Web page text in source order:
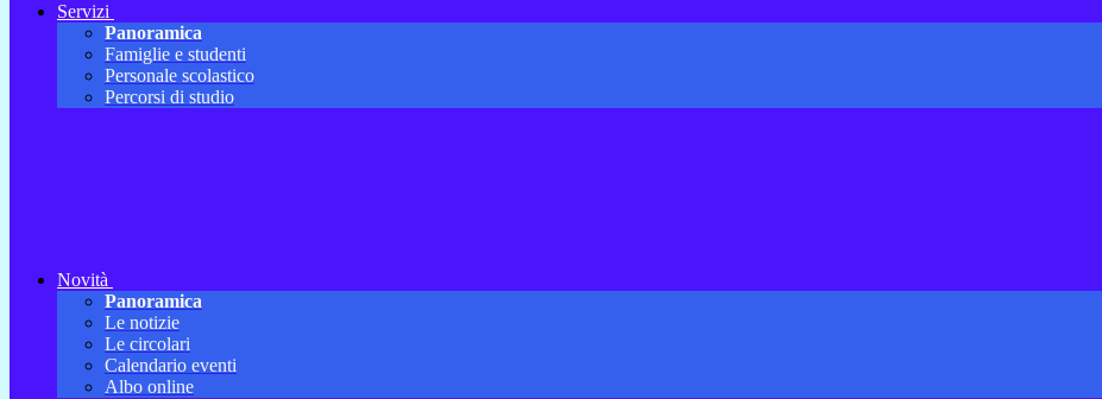
Servizi
Panoramica
Famiglie e studenti
Personale scolastico
Percorsi di studio
Novità
Panoramica
Le notizie
Le circolari
Calendario eventi
Albo online